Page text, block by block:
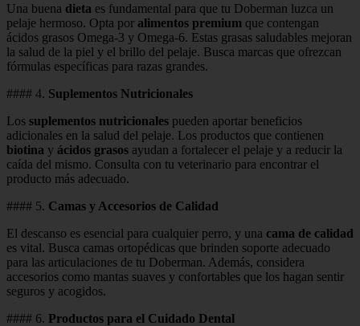
Una buena dieta es fundamental para que tu Doberman luzca un
pelaje hermoso. Opta por alimentos premium que contengan
ácidos grasos Omega-3 y Omega-6. Estas grasas saludables mejoran
la salud de la piel y el brillo del pelaje. Busca marcas que ofrezcan
fórmulas específicas para razas grandes.
#### 4. Suplementos Nutricionales
Los suplementos nutricionales pueden aportar beneficios
adicionales en la salud del pelaje. Los productos que contienen
biotina y ácidos grasos ayudan a fortalecer el pelaje y a reducir la
caída del mismo. Consulta con tu veterinario para encontrar el
producto más adecuado.
#### 5. Camas y Accesorios de Calidad
El descanso es esencial para cualquier perro, y una cama de calidad
es vital. Busca camas ortopédicas que brinden soporte adecuado
para las articulaciones de tu Doberman. Además, considera
accesorios como mantas suaves y confortables que los hagan sentir
seguros y acogidos.
#### 6. Productos para el Cuidado Dental